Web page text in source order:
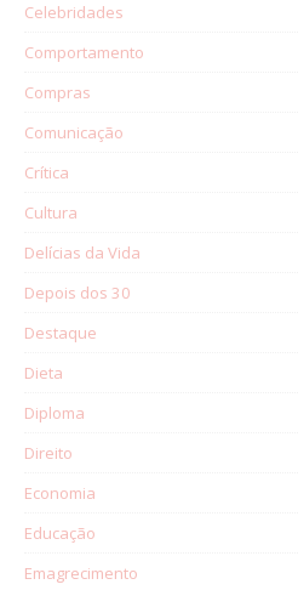
Celebridades
Comportamento
Compras
Comunicação
Crítica
Cultura
Delícias da Vida
Depois dos 30
Destaque
Dieta
Diploma
Direito
Economia
Educação
Emagrecimento